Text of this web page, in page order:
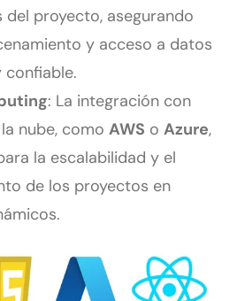
del proyecto, asegurando
y acceso a datos
confiable.
: La integración con
nube, como AWS o Azure,
la escalabilidad y el
de los proyectos en